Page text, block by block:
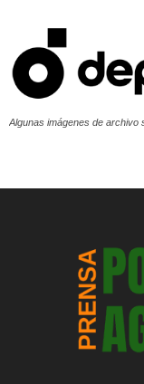
Algunas imágenes de archivo